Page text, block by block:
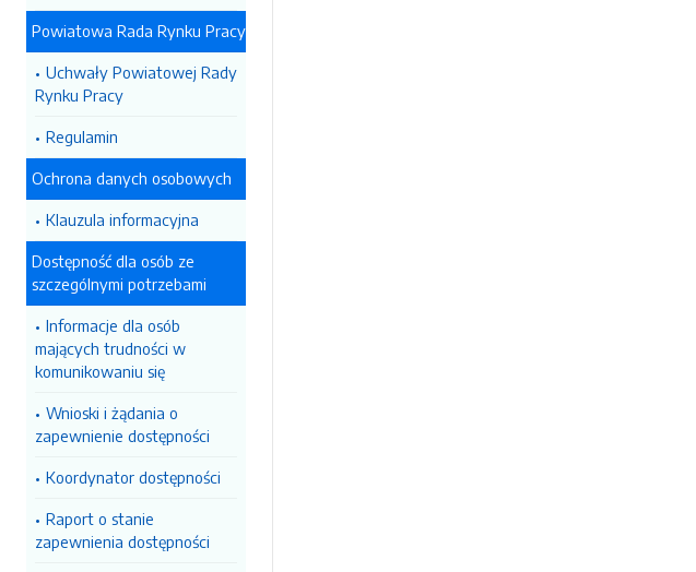
Powiatowa Rada Rynku Pracy
Uchwały Powiatowej Rady
Rynku Pracy
Regulamin
Ochrona danych osobowych
Klauzula informacyjna
Dostępność dla osób ze
szczególnymi potrzebami
Informacje dla osób
mających trudności w
komunikowaniu się
Wnioski i żądania o
zapewnienie dostępności
Koordynator dostępności
Raport o stanie
zapewnienia dostępności